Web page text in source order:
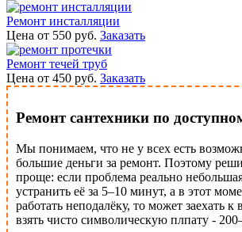
Ремонт инсталляции
Цена от 550 руб. Заказать
Ремонт течей труб
Цена от 450 руб. Заказать
Ремонт сантехники по
Мы понимаем, что не у всех есть
большие деньги за ремонт. Поэтому
проще: если проблема реально
устранить её за 5–10 минут, а в этот
работать неподалёку, то может заехать к
взять чисто символическую плпату -